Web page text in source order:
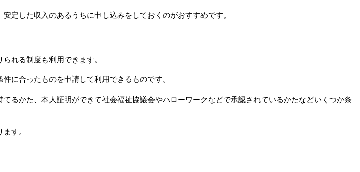
定した収入のあるうちに申し込みをしておくのがおすすめです。
れる制度も利用できます。
に合ったものを申請して利用できるものです。
るかた、本人証明ができて社会福祉協議会やハローワークなどで承認されているかたなどいくつか条
す。